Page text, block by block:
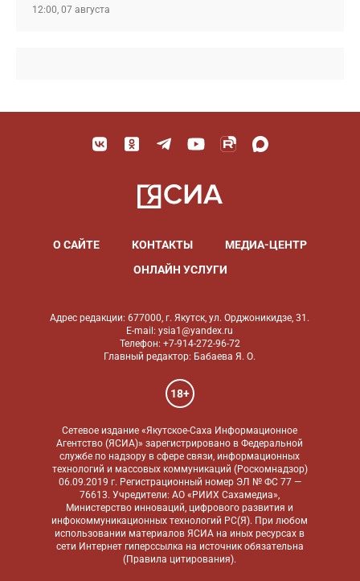
12:00, 07 августа
О САЙТЕ КОНТАКТЫ
МЕДИА-ЦЕНТР
ОНЛАЙН УСЛУГИ
Адрес редакции: 677000, г. Якутск, ул. Орджоникидзе, 31.
E-mail: ysia1@yandex.ru
Телефон: +7-914-272-96-72
Главный редактор: Бабаева Я. О.
18+
Сетевое издание «Якутское-Саха Информационное
Агентство (ЯСИА)» зарегистрировано в Федеральной
службе по надзору в сфере связи, информационных
технологий и массовых коммуникаций (Роскомнадзор)
06.09.2019 г. Регистрационный номер ЭЛ № ФС 77 —
76613. Учредители: АО «РИИХ Сахамедиа»,
Министерство инноваций, цифрового развития и
инфокоммуникационных технологий РС(Я). При любом
использовании материалов ЯСИА на иных ресурсах в
сети Интернет гиперссылка на источник обязательна
(Правила цитирования).